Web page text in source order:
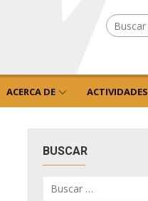
Buscar
por:
ACERCA DE ACTIVIDADES
BUSCAR
por: